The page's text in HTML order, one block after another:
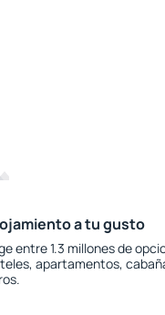
a tu gusto
entre 1.3 millones de
apartamentos,